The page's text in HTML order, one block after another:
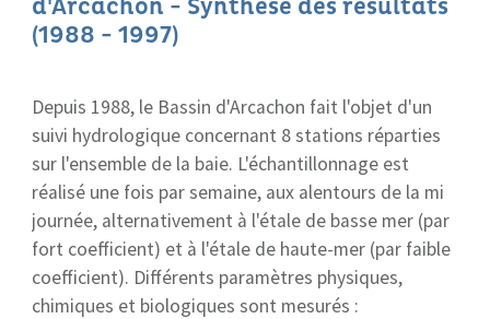
d'Arcachon - Synthèse des résultats
(1988 - 1997)
Depuis 1988, le Bassin d'Arcachon fait l'objet d'un
suivi hydrologique concernant 8 stations réparties
sur l'ensemble de la baie. L'échantillonnage est
réalisé une fois par semaine, aux alentours de la mi
journée, alternativement à l'étale de basse mer (par
fort coefficient) et à l'étale de haute-mer (par faible
coefficient). Différents paramètres physiques,
chimiques et biologiques sont mesurés :